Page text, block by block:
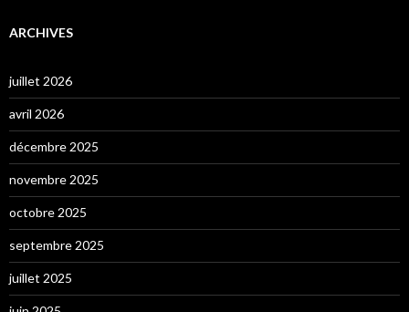
ARCHIVES
juillet 2026
avril 2026
décembre 2025
novembre 2025
octobre 2025
septembre 2025
juillet 2025